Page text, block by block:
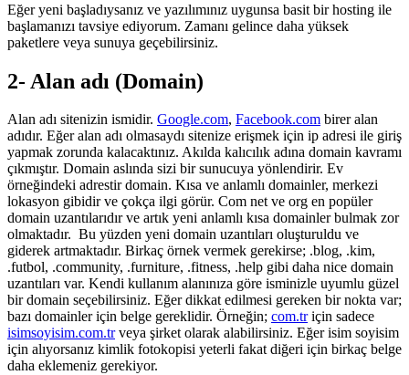
Eğer yeni başladıysanız ve yazılımınız uygunsa basit bir hosting ile
başlamanızı tavsiye ediyorum. Zamanı gelince daha yüksek
paketlere veya sunuya geçebilirsiniz.
2- Alan adı (Domain)
Alan adı sitenizin ismidir. Google.com, Facebook.com birer alan
adıdır. Eğer alan adı olmasaydı sitenize erişmek için ip adresi ile giriş
yapmak zorunda kalacaktınız. Akılda kalıcılık adına domain kavramı
çıkmıştır. Domain aslında sizi bir sunucuya yönlendirir. Ev
örneğindeki adrestir domain. Kısa ve anlamlı domainler, merkezi
lokasyon gibidir ve çokça ilgi görür. Com net ve org en popüler
domain uzantılarıdır ve artık yeni anlamlı kısa domainler bulmak zor
olmaktadır. Bu yüzden yeni domain uzantıları oluşturuldu ve
giderek artmaktadır. Birkaç örnek vermek gerekirse; .blog, .kim,
.futbol, .community, .furniture, .fitness, .help gibi daha nice domain
uzantıları var. Kendi kullanım alanınıza göre isminizle uyumlu güzel
bir domain seçebilirsiniz. Eğer dikkat edilmesi gereken bir nokta var;
bazı domainler için belge gereklidir. Örneğin; com.triçin sadece
isimsoyisim.com.trveya şirket olarak alabilirsiniz. Eğer isim soyisim
için alıyorsanız kimlik fotokopisi yeterli fakat diğeri için birkaç belge
daha eklemeniz gerekiyor.